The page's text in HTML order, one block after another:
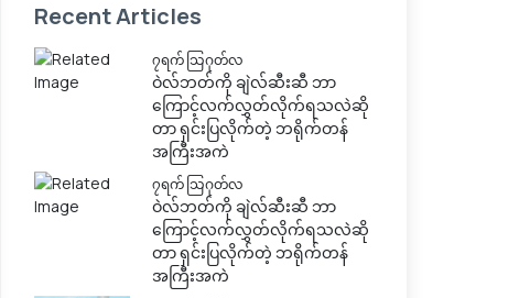
Recent Articles
၇ရက် သြဂုတ်လ
ဝဲလ်ဘတ်ကို ချဲလ်ဆီးဆီ ဘာ
ကြောင့်လက်လွှတ်လိုက်ရသလဲဆို
တာ ရှင်းပြလိုက်တဲ့ ဘရိုက်တန်
အကြီးအကဲ
၇ရက် သြဂုတ်လ
ဝဲလ်ဘတ်ကို ချဲလ်ဆီးဆီ ဘာ
ကြောင့်လက်လွှတ်လိုက်ရသလဲဆို
တာ ရှင်းပြလိုက်တဲ့ ဘရိုက်တန်
အကြီးအကဲ